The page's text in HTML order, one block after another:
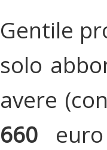
Gentile
solo
avere
660